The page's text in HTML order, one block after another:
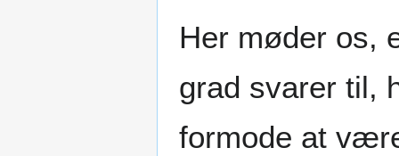
Her møder os,
grad svarer til,
formode at